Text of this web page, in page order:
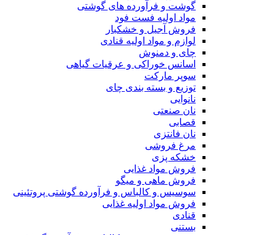
گوشت و فرآورده های گوشتی
مواد اولیه فست فود
فروش آجیل و خشکبار
لوازم و مواد اولیه قنادی
چای و دمنوش
اسانس خوراکی و عرقیات گیاهی
سوپر مارکت
توزیع و بسته بندی چای
نانوایی
نان صنعتی
قصابی
نان فانتزی
مرغ فروشی
خشکه پزی
فروش مواد غذایی
فروش ماهی و میگو
سوسیس و کالباس و فرآورده گوشتی پروتئینی
فروش مواد اولیه غذایی
قنادی
بستنی